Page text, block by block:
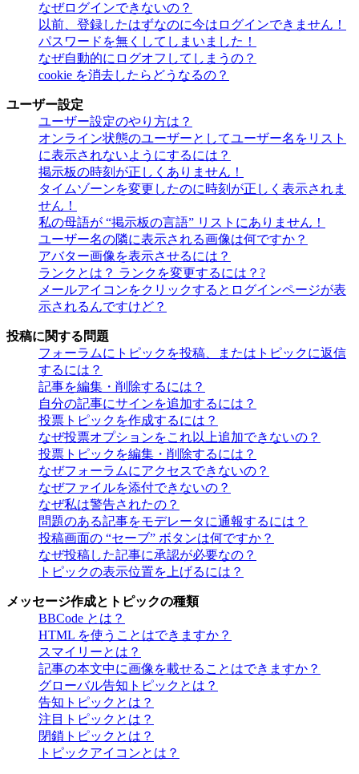
なぜログインできないの？
以前、登録したはずなのに今はログインできません！
パスワードを無くしてしまいました！
なぜ自動的にログオフしてしまうの？
cookie を消去したらどうなるの？
ユーザー設定
ユーザー設定のやり方は？
オンライン状態のユーザーとしてユーザー名をリスト
に表示されないようにするには？
掲示板の時刻が正しくありません！
タイムゾーンを変更したのに時刻が正しく表示されま
せん！
私の母語が “掲示板の言語” リストにありません！
ユーザー名の隣に表示される画像は何ですか？
アバター画像を表示させるには？
ランクとは？ ランクを変更するには？?
メールアイコンをクリックするとログインページが表
示されるんですけど？
投稿に関する問題
フォーラムにトピックを投稿、またはトピックに返信
するには？
記事を編集・削除するには？
自分の記事にサインを追加するには？
投票トピックを作成するには？
なぜ投票オプションをこれ以上追加できないの？
投票トピックを編集・削除するには？
なぜフォーラムにアクセスできないの？
なぜファイルを添付できないの？
なぜ私は警告されたの？
問題のある記事をモデレータに通報するには？
投稿画面の “セーブ” ボタンは何ですか？
なぜ投稿した記事に承認が必要なの？
トピックの表示位置を上げるには？
メッセージ作成とトピックの種類
BBCode とは？
HTML を使うことはできますか？
スマイリーとは？
記事の本文中に画像を載せることはできますか？
グローバル告知トピックとは？
告知トピックとは？
注目トピックとは？
閉鎖トピックとは？
トピックアイコンとは？